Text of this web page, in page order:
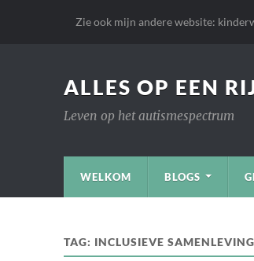
Zie ook mijn andere website:
ALLES OP EEN
Leven op het autismespectrum
WELKOM BLOGS
TAG: INCLUSIEVE SAMENLEVING